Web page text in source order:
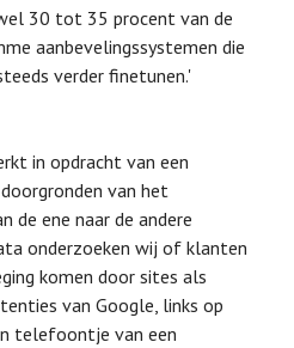
30 tot 35 procent van de
aanbevelingssystemen die
verder finetunen.'
in opdracht van een
van het
de ene naar de andere
onderzoeken wij of klanten
komen door sites als
van Google, links op
telefoontje van een